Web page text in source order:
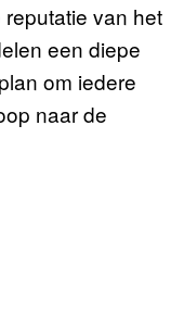
van het
een diepe
om iedere
naar de